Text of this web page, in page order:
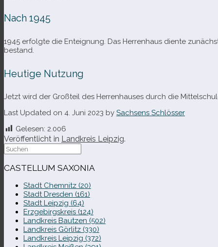
Nach 1945
1945 erfolgte die Enteignung. Das Herrenhaus diente
bestand.
Heutige Nutzung
Jetzt wird der Großteil des Herrenhauses durch die
Last Updated on 4. Juni 2023 by Sachsens Schlösser
Gelesen: 2.006
Veröffentlicht in Landkreis Leipzig.
Suche
nach:
CASTELLUM SAXONIA
Stadt Chemnitz (20)
Stadt Dresden (161)
Stadt Leipzig (64)
Erzgebirgskreis (124)
Landkreis Bautzen (502)
Landkreis Görlitz (330)
Landkreis Leipzig (372)